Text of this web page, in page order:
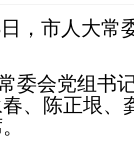
，市人大常
委会党组书
、陈正垠、